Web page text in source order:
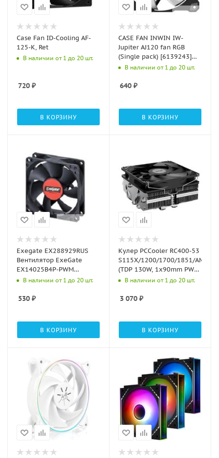
Case Fan ID-Cooling AF-
125-K, Ret
В наличии от 1 до 20 шт.
720 ₽
В КОРЗИНУ
CASE FAN INWIN IW-
Jupiter AJ120 fan RGB
(Single pack) [6139243]
(8307)
В наличии от 1 до 20 шт.
640 ₽
В КОРЗИНУ
Exegate EX288929RUS
Вентилятор ExeGate
EX14025B4P-PWM
(140x140x25 мм, двойной
PWM, 28dBA)
В наличии от 1 до 20 шт.
530 ₽
В КОРЗИНУ
Кулер PCCooler RC400-53
S115X/1200/1700/1851/AM4/
(TDP 130W, 1x90mm PWM
FAN, 4 тепловые трубки
В наличии от 1 до 20 шт.
3 070 ₽
В КОРЗИНУ